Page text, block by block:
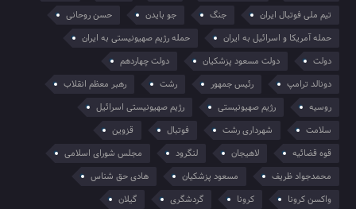
تیم ملی فوتبال ایران
جنگ جو بایدن
حسن روحانی
حمله آمریکا و اسرائیل به ایران
حمله رژیم صهیونیستی به ایران
دولت
دولت مسعود پزشکیان
دولت چهاردهم
دونالد ترامپ
رئیس جمهور رشت
رهبر معظم انقلاب
روسیه
رژیم صهیونیستی
رژیم صهیونیستی اسرائیل
سلامت
شهرداری رشت فوتبال
قزوین
قوه قضائیه
لاهیجان لنگرود
مجلس شورای اسلامی
محمدجواد ظریف
مسعود پزشکیان
هادی حق شناس
واکسن کرونا
کرونا گردشگری گیلان